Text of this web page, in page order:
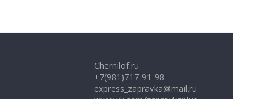
Chernilof.ru
+7(981)717-91-98
express_zapravka@mail.ru